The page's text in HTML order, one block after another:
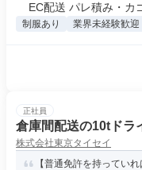
EC配送 パレ積み・カ
制服あり 業界未経験歓迎
正社員
倉庫間配送の10tドラ
株式会社東京タイセイ
【普通免許を持ってい